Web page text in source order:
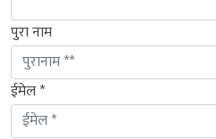
पुरा नाम
ईमेल *